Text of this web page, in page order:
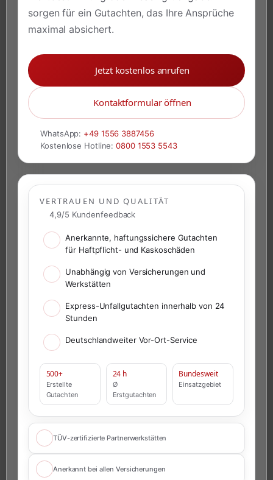
sorgen für ein Gutachten, das Ihre Ansprüche
maximal absichert.
Jetzt kostenlos anrufen
Kontaktformular öffnen
WhatsApp: +49 1556 3887456
Kostenlose Hotline:0800 1553 5543
VERTRAUEN UND QUALITÄT
4,9/5 Kundenfeedback
Anerkannte, haftungssichere Gutachten
für Haftpflicht- und Kaskoschäden
Unabhängig von Versicherungen und
Werkstätten
Express-Unfallgutachten innerhalb von 24
Stunden
Deutschlandweiter Vor-Ort-Service
500+
Erstellte
Gutachten
24 h
Ø
Erstgutachten
Bundesweit
Einsatzgebiet
TÜV-zertifizierte Partnerwerkstätten
Anerkannt bei allen Versicherungen